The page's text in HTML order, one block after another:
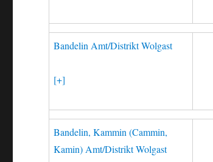
Bandelin Amt/Distrikt Wolgast
[+]
Bandelin, Kammin (Cammin,
Kamin) Amt/Distrikt Wolgast